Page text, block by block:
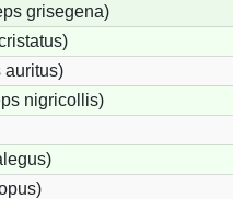
grisegena)
auritus)
nigricollis)